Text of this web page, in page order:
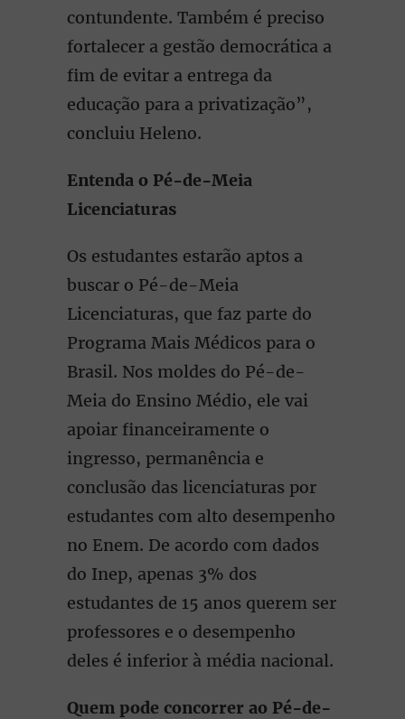
contundente. Também é preciso
fortalecer a gestão democrática a
fim de evitar a entrega da
educação para a privatização”,
concluiu Heleno.
Entenda o Pé-de-Meia
Licenciaturas
Os estudantes estarão aptos a
buscar o Pé-de-Meia
Licenciaturas, que faz parte do
Programa Mais Médicos para o
Brasil. Nos moldes do Pé-de-
Meia do Ensino Médio, ele vai
apoiar financeiramente o
ingresso, permanência e
conclusão das licenciaturas por
estudantes com alto desempenho
no Enem. De acordo com dados
do Inep, apenas 3% dos
estudantes de 15 anos querem ser
professores e o desempenho
deles é inferior à média nacional.
Quem pode concorrer ao Pé-de-